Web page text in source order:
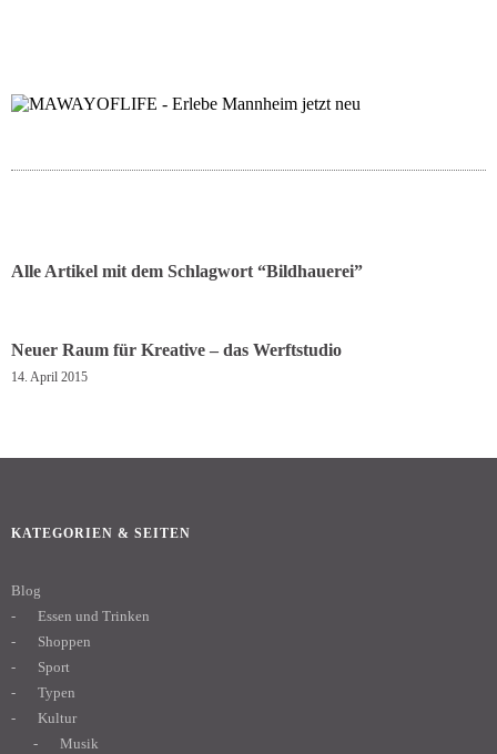
Alle Artikel mit dem Schlagwort “Bildhauerei”
Neuer Raum für Kreative – das Werftstudio
14. April 2015
KATEGORIEN & SEITEN
Blog
Essen und Trinken
Shoppen
Sport
Typen
Kultur
Musik